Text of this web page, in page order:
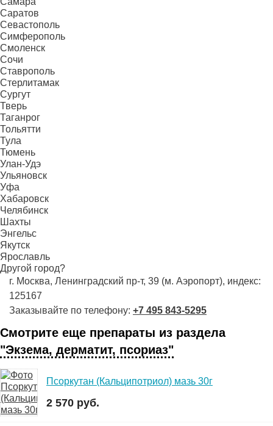
Саратов
Севастополь
Симферополь
Смоленск
Сочи
Ставрополь
Стерлитамак
Сургут
Тверь
Таганрог
Тольятти
Тула
Тюмень
Улан-Удэ
Ульяновск
Уфа
Хабаровск
Челябинск
Шахты
Энгельс
Якутск
Ярославль
Другой город?
г. Москва, Ленинградский пр-т, 39 (м. Аэропорт), индекс:
125167
Заказывайте по телефону: +7 495 843-5295
Смотрите еще препараты из раздела
"Экзема, дерматит, псориаз"
Псоркутан (Кальципотриол) мазь 30г
2 570 руб.